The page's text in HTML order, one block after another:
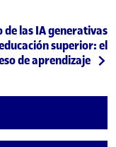
publicación
de las IA generativas
superior: el
de aprendizaje